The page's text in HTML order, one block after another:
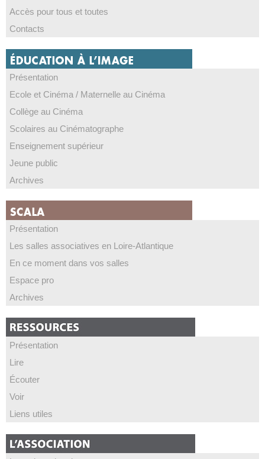
Accès pour tous et toutes
Contacts
Présentation
Ecole et Cinéma / Maternelle au Cinéma
Collège au Cinéma
Scolaires au Cinématographe
Enseignement supérieur
Jeune public
Archives
Présentation
Les salles associatives en Loire-Atlantique
En ce moment dans vos salles
Espace pro
Archives
Présentation
Lire
Écouter
Voir
Liens utiles